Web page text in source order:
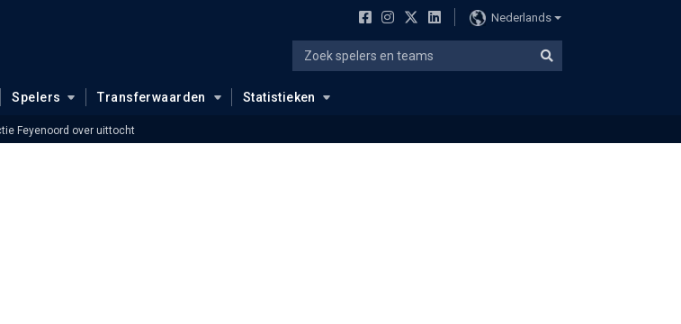
Nederlands
Spelers Transferwaarden Statistieken
Feyenoord over uittocht